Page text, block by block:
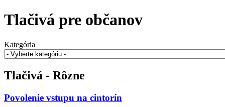
Tlačivá pre občanov
Kategória
Tlačivá - Rôzne
Povolenie vstupu na cintorín